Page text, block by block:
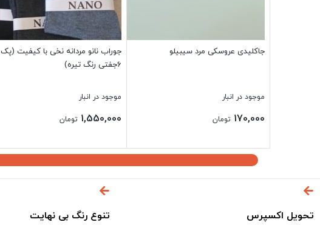
جاکلیدی عروسکی مرد سیبیلو
موجود در انبار
170,000 تومان
بستن
جوراب نانو مردانه نخی با کیفیت (پک
6جفتی رنگ تیره)
موجود در انبار
1,550,000 تومان
تحویل اکسپرس تنوع رنگ بی نهایت